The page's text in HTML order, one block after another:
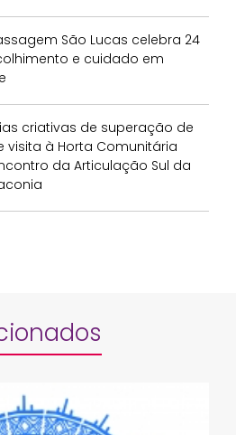
São Lucas celebra 24
e cuidado em
criativas de superação de
visita à Horta Comunitária
da Articulação Sul da